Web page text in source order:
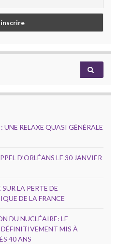
UNE RELAXE QUASI GÉNÉRALE
D’ORLÉANS LE 30 JANVIER
LA PERTE DE
DE LA FRANCE
DU NUCLÉAIRE: LE
MIS À
40 ANS